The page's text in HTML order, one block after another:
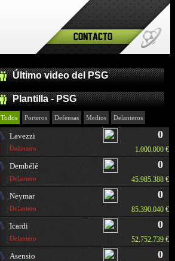
Contacto
Último video del PSG
Plantilla - PSG
Todos Porteros Defensas Medios Delanteros
Lavezzi
Delantero
0
1.000.000 €
Dembélé
Delantero
0
45.985.388 €
Neymar
Delantero
0
85.390.040 €
Icardi
Delantero
0
52.752.739 €
Asensio 0